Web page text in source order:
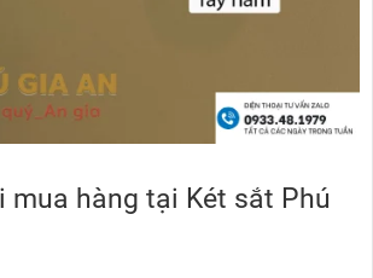
mua hàng tại Két sắt Phú